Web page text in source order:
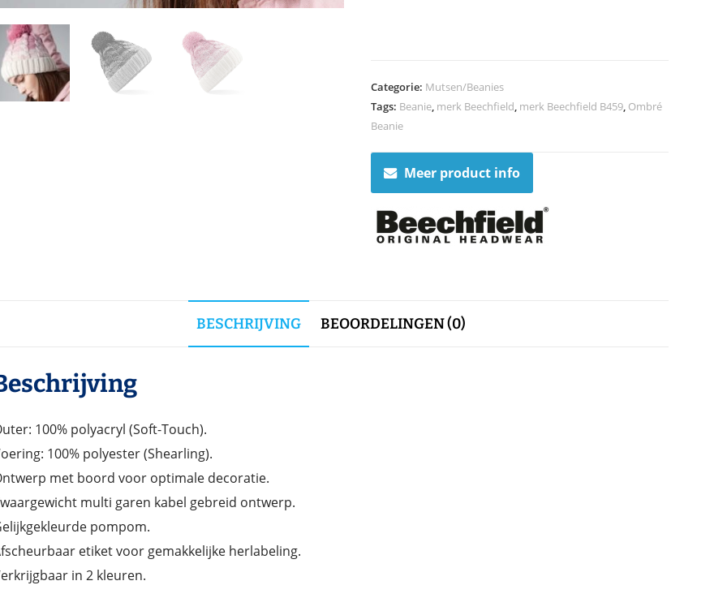
Categorie: Mutsen/Beanies
Tags: Beanie, merk Beechfield, merk Beechfield B459, Ombré
Beanie
Meer product info
BESCHRIJVING BEOORDELINGEN (0)
100% polyacryl (Soft-Touch).
100% polyester (Shearling).
met boord voor optimale decoratie.
multi garen kabel gebreid ontwerp.
pompom.
etiket voor gemakkelijke herlabeling.
in 2 kleuren.